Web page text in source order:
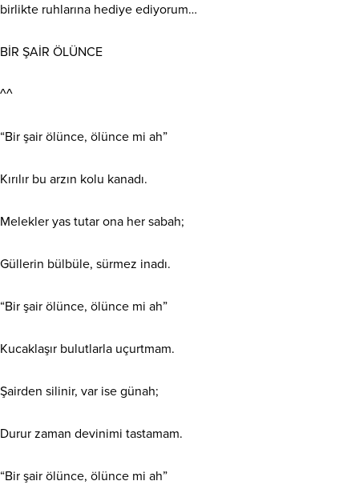
birlikte ruhlarına hediye ediyorum…
BİR ŞAİR ÖLÜNCE
^^
“Bir şair ölünce, ölünce mi ah”
Kırılır bu arzın kolu kanadı.
Melekler yas tutar ona her sabah;
Güllerin bülbüle, sürmez inadı.
“Bir şair ölünce, ölünce mi ah”
Kucaklaşır bulutlarla uçurtmam.
Şairden silinir, var ise günah;
Durur zaman devinimi tastamam.
“Bir şair ölünce, ölünce mi ah”